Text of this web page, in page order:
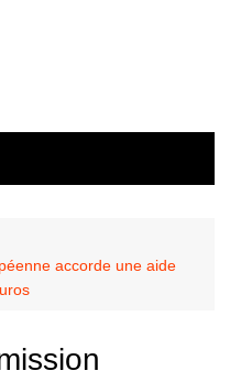
accorde une aide